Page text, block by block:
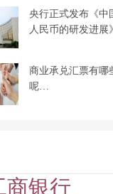
央行正式发布《中
人民币的研发进
商业承兑汇票有哪
呢…